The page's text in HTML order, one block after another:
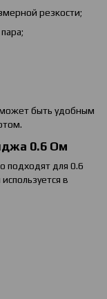
резкости;
быть удобным
0.6 Ом
подходят для 0.6
в